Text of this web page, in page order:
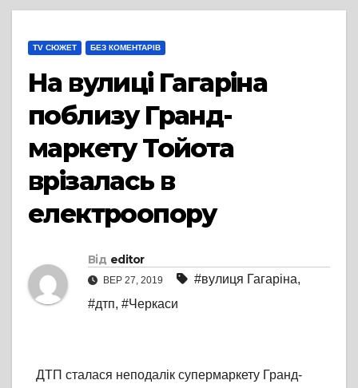
TV СЮЖЕТ БЕЗ КОМЕНТАРІВ
На вулиці Гагаріна
поблизу Гранд-
маркету Тойота
врізалась в
електроопору
Від editor
ВЕР 27, 2019 #вулиця Гагаріна,
#дтп, #Черкаси
ДТП сталася неподалік супермаркету Гранд-